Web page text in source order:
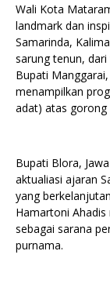
Wali Kota
landmark dan
Samarinda,
sarung tenun,
Bupati
menampilkan
adat) atas gorong
Bupati Blora,
aktualiasi ajaran
yang
Hamartoni
sebagai sarana
purnama.